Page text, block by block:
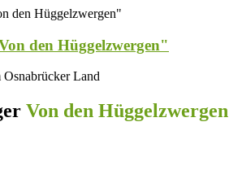
den Hüggelzwergen"
Osnabrücker Land
Von den Hüggelzwergen